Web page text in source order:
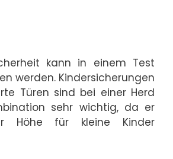
kann in einem Test
werden. Kindersicherungen
Türen sind bei einer Herd
sehr wichtig, da er
Höhe für kleine Kinder